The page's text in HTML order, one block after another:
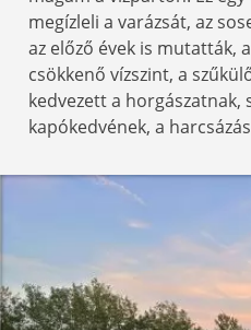
megízleli a varázsát, az
az előző évek is mutatták,
csökkenő vízszint, a
kedvezett a horgászatnak,
kapókedvének, a